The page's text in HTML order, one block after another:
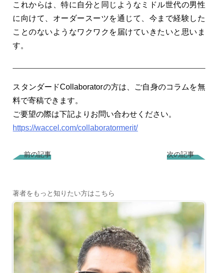
これからは、特に自分と同じようなミドル世代の男性
に向けて、オーダースーツを通じて、今まで経験した
ことのないようなワクワクを届けていきたいと思いま
す。
スタンダードCollaboratorの方は、ご自身のコラムを無
料で寄稿できます。
ご要望の際は下記よりお問い合わせください。
https://waccel.com/collaboratormerit/
前の記事 次の記事
著者をもっと知りたい方はこちら